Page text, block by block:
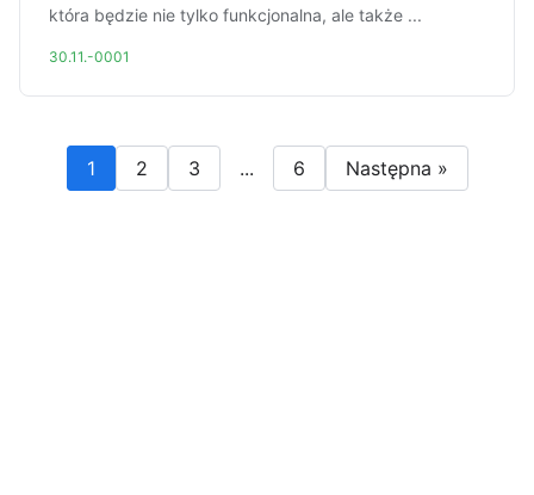
która będzie nie tylko funkcjonalna, ale także ...
30.11.-0001
1 2 3 ... 6 Następna »